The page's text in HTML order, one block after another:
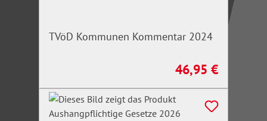
TVöD Kommunen Kommentar 2024
Regulärer Preis:
46,95 €